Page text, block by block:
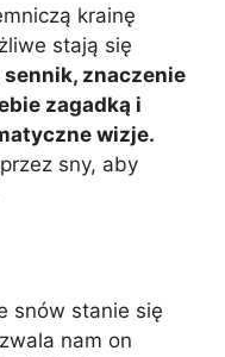
krainę
stają się
sennik, znaczenie
zagadką i
wizje.
sny, aby
snów stanie się
nam on